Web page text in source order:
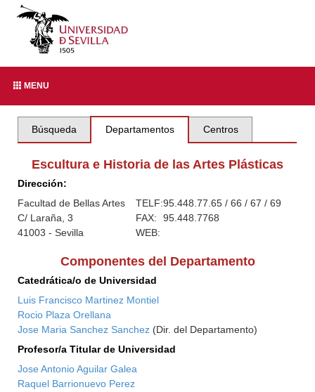
MENU
Búsqueda Departamentos Centros
Escultura e Historia de las Artes Plásticas
Dirección:
Facultad de Bellas Artes
C/ Laraña, 3
41003 - Sevilla
TELF:95.448.77.65 / 66 / 67 / 69
FAX:
95.448.7768
WEB:
Componentes del Departamento
Catedrática/o de Universidad
Luis Francisco Martinez Montiel
Rocio Plaza Orellana
Jose Maria Sanchez Sanchez (Dir. del Departamento)
Profesor/a Titular de Universidad
Jose Antonio Aguilar Galea
Raquel Barrionuevo Perez